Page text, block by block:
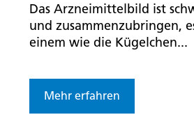
Das Arzneimittelbild ist
und zusammenzubringen,
einem wie die Kügelchen...
Mehr erfahren